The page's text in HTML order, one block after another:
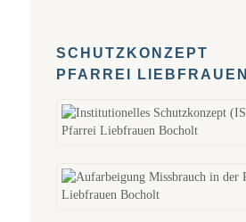
SCHUTZKONZEPT
PFARREI LIEBFRAUEN